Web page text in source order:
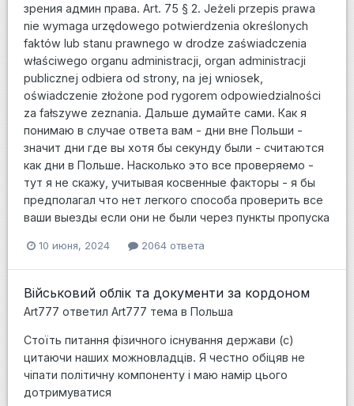
зрения админ права. Art. 75 § 2. Jeżeli przepis prawa
nie wymaga urzędowego potwierdzenia określonych
faktów lub stanu prawnego w drodze zaświadczenia
właściwego organu administracji, organ administracji
publicznej odbiera od strony, na jej wniosek,
oświadczenie złożone pod rygorem odpowiedzialności
za fałszywe zeznania. Дальше думайте сами. Как я
понимаю в случае ответа вам - дни вне Польши -
значит дни где вы хотя бы секунду были - считаются
как дни в Польше. Насколько это все проверяемо -
тут я не скажу, учитывая косвенные факторы - я бы
предполагал что нет легкого способа проверить все
ваши выезды если они не были через пункты пропуска
10 июня, 2024 2064 ответа
Військовий облік та документи за кордоном
Art777 ответил Art777 тема в Польша
Стоїть питання фізичного існування держави (с)
цитаючи наших можновладців. Я честно обіцяв не
чіпати політичну компоненту і маю намір цього
дотримуватися